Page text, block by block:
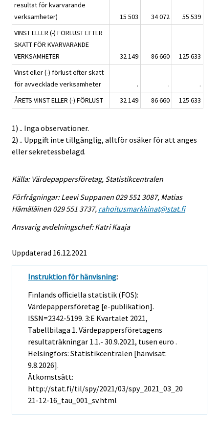
resultat för kvarvarande
verksamheter)
15 503 34 072
55 539
VINST ELLER (-) FÖRLUST EFTER
SKATT FÖR KVARVARANDE
VERKSAMHETER
32 149 86 660
125 633
Vinst eller (-) förlust efter skatt
för avvecklade verksamheter
. .
.
ÅRETS VINST ELLER (-) FÖRLUST
32 149 86 660 125 633
1) .. Inga observationer.
2) .. Uppgift inte tillgänglig, alltför osäker för att anges
eller sekretessbelagd.
Källa: Värdepappersföretag, Statistikcentralen
Förfrågningar: Leevi Suppanen 029 551 3087, Matias
Hämäläinen 029 551 3737, rahoitusmarkkinat@stat.fi
Ansvarig avdelningschef: Katri Kaaja
Uppdaterad 16.12.2021
Instruktion för hänvisning:
Finlands officiella statistik (FOS):
Värdepappersföretag [e-publikation].
ISSN=2342-5199. 3:e Kvartalet 2021,
Tabellbilaga 1. Värdepappersföretagens
resultaträkningar 1.1.- 30.9.2021, tusen euro .
Helsingfors: Statistikcentralen [hänvisat:
9.8.2026].
Åtkomstsätt:
http://stat.fi/til/spy/2021/03/spy_2021_03_20
21-12-16_tau_001_sv.html